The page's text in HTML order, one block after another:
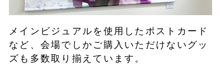
メインビジュアルを使用したポストカード
など、会場でしかご購入いただけないグッ
ズも多数取り揃えています。